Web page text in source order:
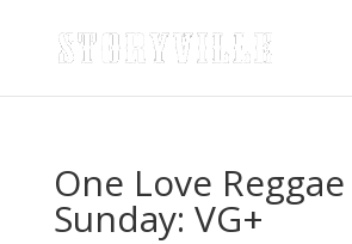
One Love Reggae
Sunday: VG+